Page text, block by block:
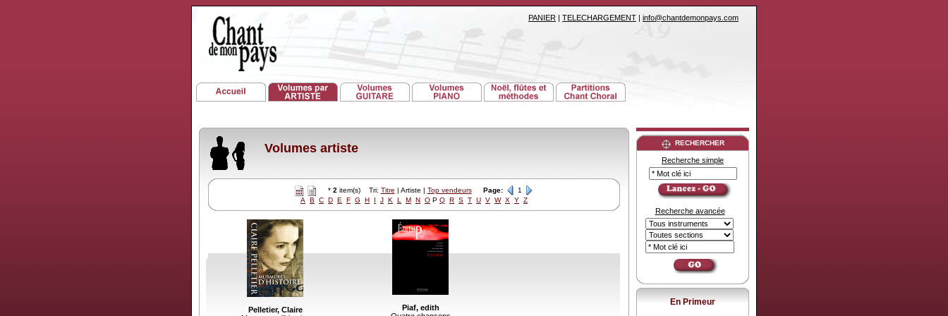
PANIER | TELECHARGEMENT | info@chantdemonpays.com
Volumes artiste
* 2 item(s) Tri: Titre | Artiste | Top vendeurs Page:
1
A
B C D E F G H I J K L M N O P Q R S T U V W X Y Z
Pelletier, Claire
Piaf, edith
RECHERCHER
Recherche simple
Recherche avancée
En Primeur